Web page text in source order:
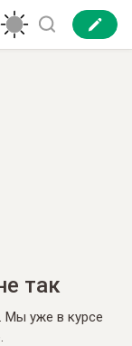
так
Мы уже в курсе